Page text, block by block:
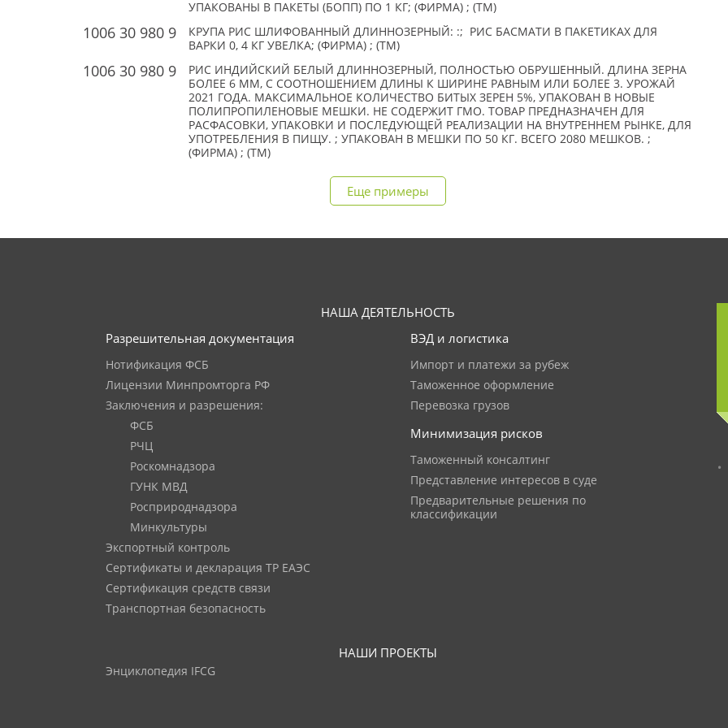
УПАКОВАНЫ В ПАКЕТЫ (БОПП) ПО 1 КГ; (ФИРМА) ; (TM)
1006 30 980 9
КРУПА РИС ШЛИФОВАННЫЙ ДЛИННОЗЕРНЫЙ: :; РИС БАСМАТИ В ПАКЕТИКАХ ДЛЯ
ВАРКИ 0, 4 КГ УВЕЛКА; (ФИРМА) ; (TM)
1006 30 980 9
РИС ИНДИЙСКИЙ БЕЛЫЙ ДЛИННОЗЕРНЫЙ, ПОЛНОСТЬЮ ОБРУШЕННЫЙ. ДЛИНА ЗЕРНА
БОЛЕЕ 6 ММ, С СООТНОШЕНИЕМ ДЛИНЫ К ШИРИНЕ РАВНЫМ ИЛИ БОЛЕЕ 3. УРОЖАЙ
2021 ГОДА. МАКСИМАЛЬНОЕ КОЛИЧЕСТВО БИТЫХ ЗЕРЕН 5%, УПАКОВАН В НОВЫЕ
ПОЛИПРОПИЛЕНОВЫЕ МЕШКИ. НЕ СОДЕРЖИТ ГМО. ТОВАР ПРЕДНАЗНАЧЕН ДЛЯ
РАСФАСОВКИ, УПАКОВКИ И ПОСЛЕДУЮЩЕЙ РЕАЛИЗАЦИИ НА ВНУТРЕННЕМ РЫНКЕ, ДЛЯ
УПОТРЕБЛЕНИЯ В ПИЩУ. ; УПАКОВАН В МЕШКИ ПО 50 КГ. ВСЕГО 2080 МЕШКОВ. ;
(ФИРМА) ; (TM)
Еще примеры
НАША ДЕЯТЕЛЬНОСТЬ
Разрешительная документация
Нотификация ФСБ
Лицензии Минпромторга РФ
Заключения и разрешения:
ФСБ
РЧЦ
Роскомнадзора
ГУНК МВД
Росприроднадзора
Минкультуры
Экспортный контроль
Сертификаты и декларация ТР ЕАЭС
Сертификация средств связи
Транспортная безопасность
ВЭД и логистика
Импорт и платежи за рубеж
Таможенное оформление
Перевозка грузов
Минимизация рисков
Таможенный консалтинг
Представление интересов в суде
Предварительные решения по
классификации
НАШИ ПРОЕКТЫ
Энциклопедия IFCG